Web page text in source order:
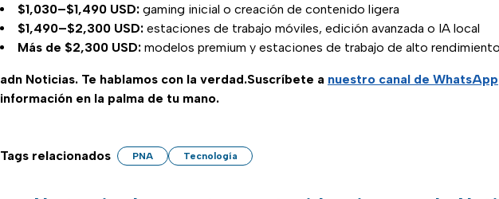
$1,030–$1,490 USD: gaming inicial o creación de contenido ligera
$1,490–$2,300 USD: estaciones de trabajo móviles, edición avanzada o IA local
Más de $2,300 USD: modelos premium y estaciones de trabajo de alto rendimiento
adn Noticias. Te hablamos con la verdad.Suscríbete a nuestro canal de WhatsApp
información en la palma de tu mano.
Tags relacionados PNA Tecnología